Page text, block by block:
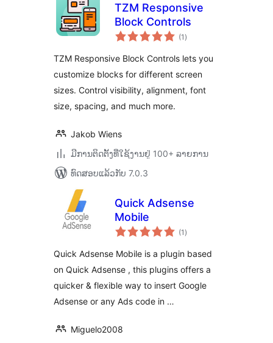
TZM Responsive
Block Controls
(1 ຄະແນນ
ທັງໝົດ
)
TZM Responsive Block Controls lets you
customize blocks for different screen
sizes. Control visibility, alignment, font
size, spacing, and much more.
Jakob Wiens
ມີການຕິດຕັ້ງທີ່ໃຊ້ງານຢູ່ 100+ ລາຍການ
ທົດສອບແລ້ວກັບ 7.0.3
Quick Adsense
Mobile
(1 ຄະແນນ
ທັງໝົດ
)
Quick Adsense Mobile is a plugin based
on Quick Adsense , this plugins offers a
quicker & flexible way to insert Google
Adsense or any Ads code in …
Miguelo2008